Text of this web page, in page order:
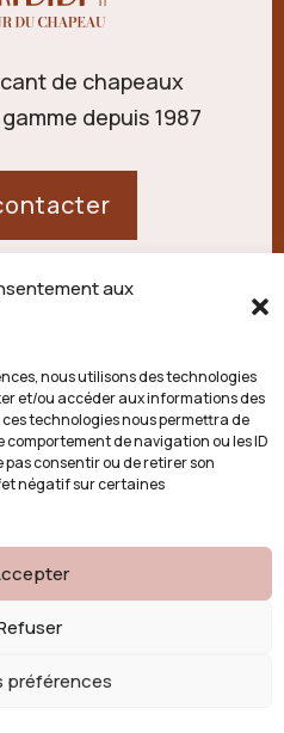
aux
nous utilisons des technologies
et/ou accéder aux informations des
technologies nous permettra de
de navigation ou les ID
pas consentir ou de retirer son
négatif sur certaines
préférences
de chapeaux
depuis 1987
Palisse,
confidentialité
générales